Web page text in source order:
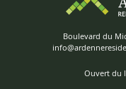
Boulevard du
Ouvert du